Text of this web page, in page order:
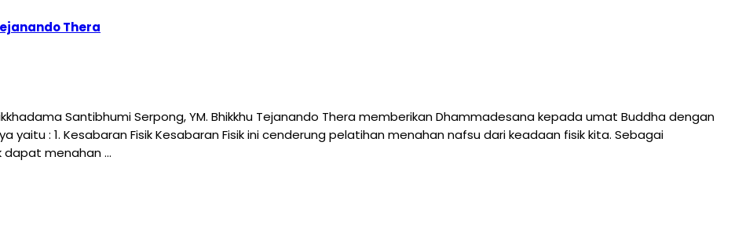
Thera
Santibhumi Serpong, YM. Bhikkhu Tejanando Thera memberikan Dhammadesana kepada umat Buddha dengan
: 1. Kesabaran Fisik Kesabaran Fisik ini cenderung pelatihan menahan nafsu dari keadaan fisik kita. Sebagai
dapat menahan …